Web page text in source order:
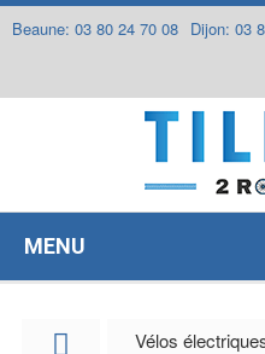
Beaune: 03 80 24 70 08 Dijon: 03
MENU
Vélos
Panneau de gestion des cookies